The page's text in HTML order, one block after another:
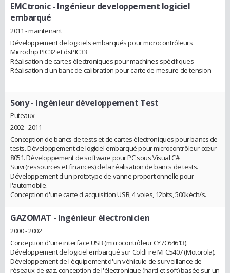
EMCtronic- Ingénieur developpement logiciel
embarqué
2011 - maintenant
Développement de logiciels embarqués pour microcontrôleurs
Microchip PIC32 et dsPIC33
Réalisation de cartes électroniques pour machines spécifiques
Réalisation d'un banc de calibration pour carte de mesure de tension
Sony- Ingénieur développement Test
Puteaux
2002 - 2011
Conception de bancs de tests et de cartes électroniques pour bancs de
tests. Développement de logiciel embarqué pour microcontrôleur cœur
8051. Développement de software pour PC sous Visual C#.
Suivi (ressources et finances) de la réalisation de bancs de tests.
Développement d'un prototype de vanne proportionnelle pour
l'automobile.
Conception d'une carte d'acquisition USB, 4 voies, 12bits, 500kéch/s.
GAZOMAT - Ingénieur électronicien
2000 - 2002
Conception d'une interface USB (microcontrôleur CY7C64613).
Développement de logiciel embarqué sur ColdFire MFC5407 (Motorola).
Développement de l'équipement d'un véhicule de surveillance de
réseaux de gaz, conception de l'électronique (hard et soft) basée sur un